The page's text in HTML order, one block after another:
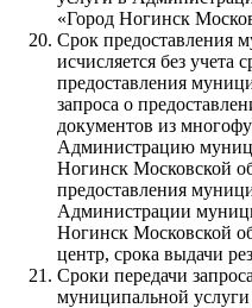
«Город Ногинск
Срок предоставления
исчисляется без учета
предоставления
запроса о
документов из
Администрацию
Ногинск Московской
предоставления
Администрации
Ногинск Московской
центр, срока выдачи
Сроки передачи
муниципальной